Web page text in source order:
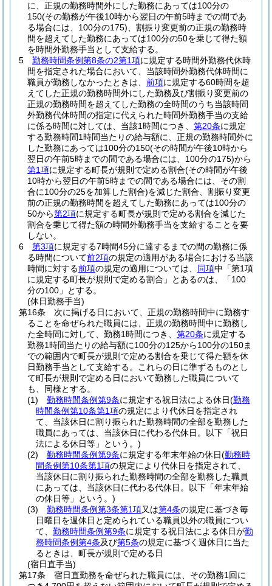
に、正規の勤務時間外にした勤務にあっては100分の
150(その勤務が午後10時から翌日の午前5時までの間であ
る場合には、100分の175) 、割振り変更前の正規の勤務時
間を超えてした勤務にあっては100分の50を乗じて得た額
を時間外勤務手当として支給する。
5
勤務時間条例第8条の2第1項に規定する時間外勤務代休時
間を指定された場合において、当該時間外勤務代休時間に
職員が勤務しなかったときは、 前項に規定する60時間を超
えてした正規の勤務時間外にした勤務及び割振り変更前の
正規の勤務時間を超えてした勤務の全時間のうち当該時間
外勤務代休時間の指定に代えられた時間外勤務手当の支給
に係る時間に対しては、当該1時間につき、 第20条に規定
する勤務時間1時間当たりの給与額に、正規の勤務時間外に
した勤務にあっては100分の150(その時間が午後10時から
翌日の午前5時までの間である場合には、100分の175)から
第1項に規定する町長が規則で定める割合(その時間が午後
10時から翌日の午前5時までの間である場合には、その割
合に100分の25を加算した割合)を減じた割合、割振り変更
前の正規の勤務時間を超えてした勤務にあっては100分の
50から第2項に規定する町長が規則で定める割合を減じた
割合を乗じて得た額の時間外勤務手当を支給することを要
しない。
6
第3項に規定する7時間45分に達するまでの間の勤務に係
る時間について前2項の規定の適用がある場合における当該
時間に対する前項の規定の適用については、 同項中「第1項
に規定する町長が規則で定める割合」とあるのは、「100
分の100」とする。
(休日勤務手当)
第16条
次に掲げる日において、正規の勤務時間中に勤務す
ることを命ぜられた職員には、正規の勤務時間中に勤務し
た全時間に対して、勤務1時間につき、 第20条に規定する
勤務1時間当たりの給与額に100分の125から100分の150ま
での範囲内で町長が規則で定める割合を乗じて得た額を休
日勤務手当として支給する。
これらの日に準ずるものとし
て町長が規則で定める日において勤務した職員について
も、同様とする。
(1)
勤務時間条例第9条に規定する祝日法による休日(勤務
時間条例第10条第1項の規定により代休日を指定され
て、当該休日に割り振られた勤務時間の全部を勤務した
職員にあっては、当該休日に代わる代休日。以下「祝日
法による休日等」という。)
(2)
勤務時間条例第9条に規定する年末年始の休日(勤務時
間条例第10条第1項の規定により代休日を指定されて、
当該休日に割り振られた勤務時間の全部を勤務した職員
にあっては、当該休日に代わる代休日。以下「年末年始
の休日等」という。)
(3)
勤務時間条例第3条第1項又は第4条の規定に基づき毎
日曜日を週休日と定められている職員以外の職員につい
て、 勤務時間条例第9条に規定する祝日法による休日が勤
務時間条例第4条及び第5条の規定に基づく週休日に当た
るときは、町長が規則で定める日
(宿日直手当)
第17条
宿日直勤務を命ぜられた職員には、その勤務1回に